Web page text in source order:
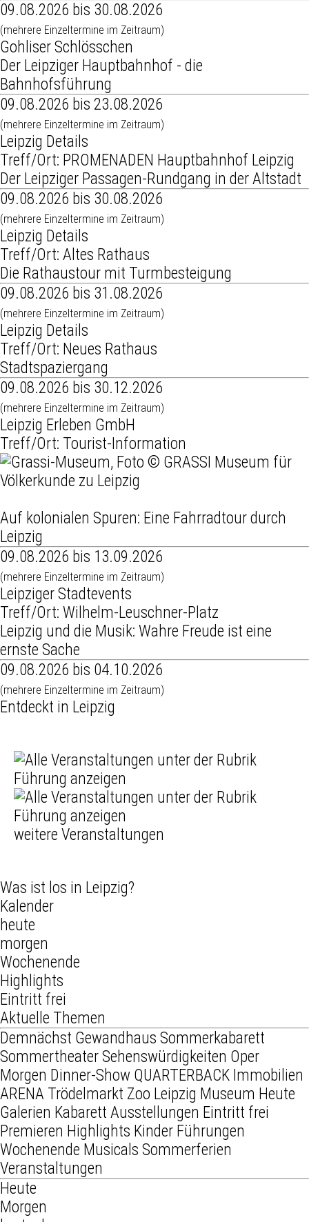
09.08.2026 bis 30.08.2026
(mehrere Einzeltermine im Zeitraum)
Gohliser Schlösschen
Der Leipziger Hauptbahnhof - die
Bahnhofsführung
09.08.2026 bis 23.08.2026
(mehrere Einzeltermine im Zeitraum)
Leipzig Details
Treff/Ort: PROMENADEN Hauptbahnhof Leipzig
Der Leipziger Passagen-Rundgang in der Altstadt
09.08.2026 bis 30.08.2026
(mehrere Einzeltermine im Zeitraum)
Leipzig Details
Treff/Ort: Altes Rathaus
Die Rathaustour mit Turmbesteigung
09.08.2026 bis 31.08.2026
(mehrere Einzeltermine im Zeitraum)
Leipzig Details
Treff/Ort: Neues Rathaus
Stadtspaziergang
09.08.2026 bis 30.12.2026
(mehrere Einzeltermine im Zeitraum)
Leipzig Erleben GmbH
Treff/Ort: Tourist-Information
Auf kolonialen Spuren: Eine Fahrradtour durch
Leipzig
09.08.2026 bis 13.09.2026
(mehrere Einzeltermine im Zeitraum)
Leipziger Stadtevents
Treff/Ort: Wilhelm-Leuschner-Platz
Leipzig und die Musik: Wahre Freude ist eine
ernste Sache
09.08.2026 bis 04.10.2026
(mehrere Einzeltermine im Zeitraum)
Entdeckt in Leipzig
weitere Veranstaltungen
Was ist los in Leipzig?
Kalender
heute
morgen
Wochenende
Highlights
Eintritt frei
Aktuelle Themen
Demnächst Gewandhaus Sommerkabarett
SommertheaterSehenswürdigkeiten Oper
Morgen Dinner-Show QUARTERBACK Immobilien
ARENA Trödelmarkt Zoo Leipzig Museum Heute
Galerien Kabarett Ausstellungen Eintritt frei
Premieren Highlights Kinder Führungen
Wochenende Musicals Sommerferien
Veranstaltungen
Heute
Morgen